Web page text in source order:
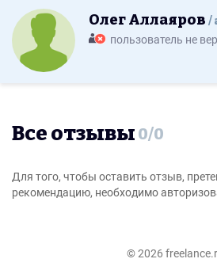
Олег Аллаяров
пользователь не
Все отзывы 0/0
Для того, чтобы оставить отзыв,
рекомендацию, необходимо
© 2026